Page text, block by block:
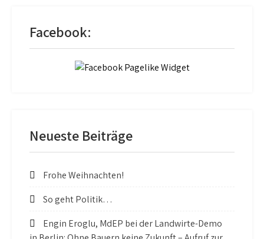
Facebook:
Neueste Beiträge
Frohe Weihnachten!
So geht Politik…
Engin Eroglu, MdEP bei der Landwirte-Demo